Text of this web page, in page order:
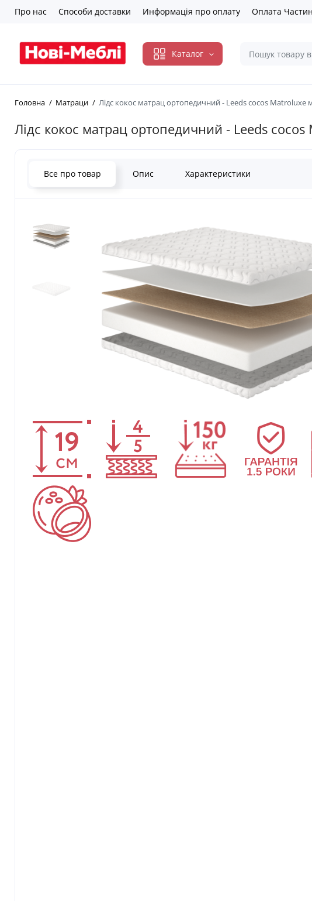
Про нас Способи доставки Информація про оплату Оплата
Каталог
Головна Матраци Лідс кокос матрац ортопедичний - Leeds cocos Matroluxe
Лідс кокос матрац ортопедичний - Leeds
Все про товар Опис Характеристики